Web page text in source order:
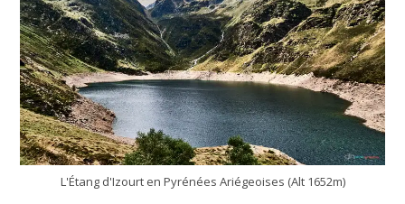
L'Étang d'Izourt en Pyrénées Ariégeoises (Alt 1652m)